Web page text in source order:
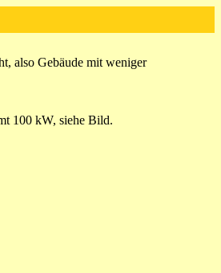
also Gebäude mit weniger
100 kW, siehe Bild.